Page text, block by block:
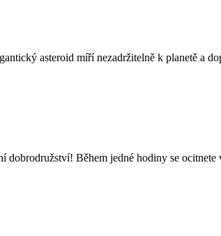
asteroid míří nezadržitelně k planetě a
dobrodružství! Během jedné hodiny se